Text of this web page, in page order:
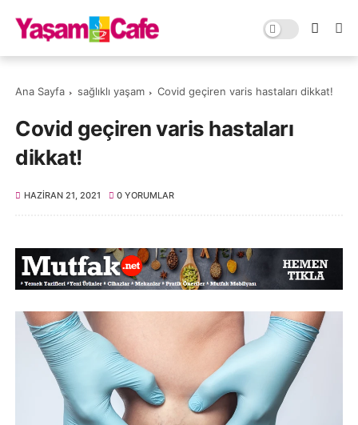
Ana Sayfa sağlıklı yaşam Covid geçiren varis hastaları dikkat!
Covid geçiren varis hastaları
dikkat!
HAZIRAN 21, 2021 0 YORUMLAR